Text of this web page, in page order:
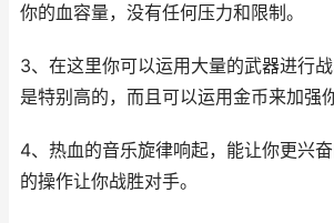
你的血容量，没有任何压力和限制。
3、在这里你可以运用大量的武器进行
是特别高的，而且可以运用金币来加强
4、热血的音乐旋律响起，能让你更兴
的操作让你战胜对手。